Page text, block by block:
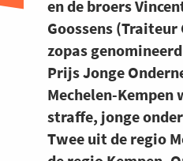
en de broers
Goossens (Traiteur
zopas
Prijs Jonge
Mechelen-
straffe, jonge
Twee uit de regio